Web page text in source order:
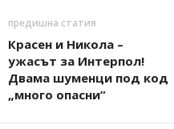
предишна статия
Красен и Никола –
ужасът за Интерпол!
Двама шуменци под код
„много опасни”